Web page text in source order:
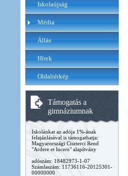
Iskolaújság
Média
Állás
Hírek
Oldaltérkép
Támogatás a
gimnáziumnak
Iskolánkat az adója 1%-ának
felajánlásával is támogathatja:
Magyarországi Ciszterci Rend
"Ardere et lucere" alapítvány
adószám: 18482973-1-07
Számlaszám: 11736116-20125301-
00000000